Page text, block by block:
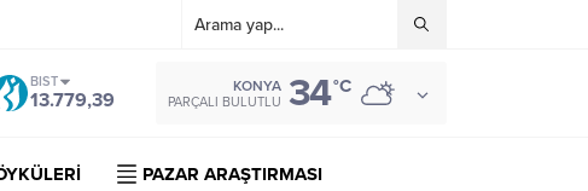
BIST
13.779,39
KONYA
PARÇALI BULUTLU 34°C
PAZAR ARAŞTIRMASI